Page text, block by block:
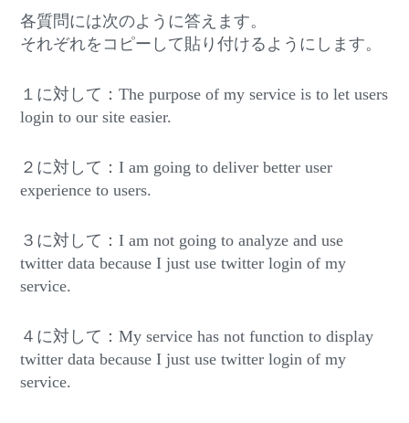
各質問には次のように答えます。
それぞれをコピーして貼り付けるようにします。
１に対して：The purpose of my service is to let users
login to our site easier.
２に対して：I am going to deliver better user
experience to users.
３に対して：I am not going to analyze and use
twitter data because I just use twitter login of my
service.
４に対して：My service has not function to display
twitter data because I just use twitter login of my
service.